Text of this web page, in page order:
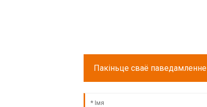
Пакіньце сваё паведамленне